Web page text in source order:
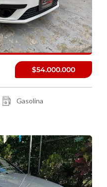
$54.000.000
Gasolina